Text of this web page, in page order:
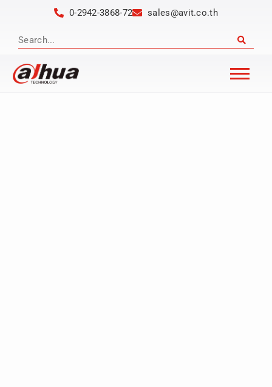
0-2942-3868-72 sales@avit.co.th